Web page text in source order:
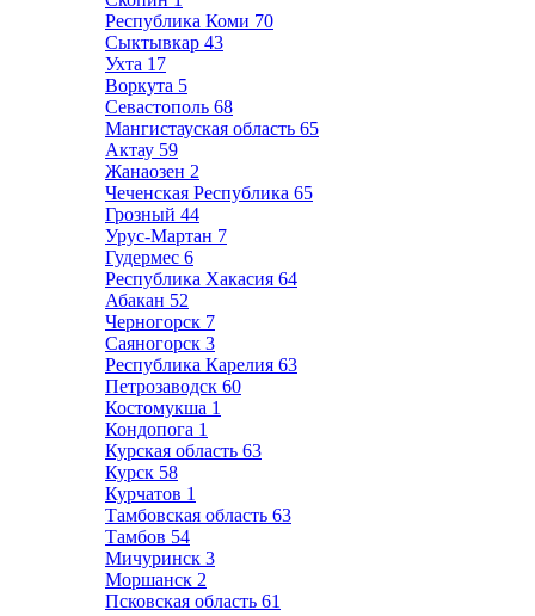
Республика Коми 70
Сыктывкар 43
Ухта 17
Воркута 5
Севастополь 68
Мангистауская область 65
Актау 59
Жанаозен 2
Чеченская Республика 65
Грозный 44
Урус-Мартан 7
Гудермес 6
Республика Хакасия 64
Абакан 52
Черногорск 7
Саяногорск 3
Республика Карелия 63
Петрозаводск 60
Костомукша 1
Кондопога 1
Курская область 63
Курск 58
Курчатов 1
Тамбовская область 63
Тамбов 54
Мичуринск 3
Моршанск 2
Псковская область 61